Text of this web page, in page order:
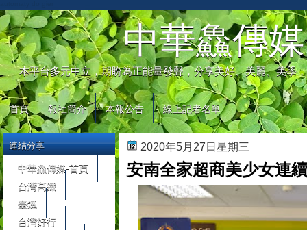
中華鱻傳媒
本平台多元中立，期盼為正能量發聲，分享美好、美麗、美學
首頁 報社簡介 本報公告 線上記者名單
2020年5月27日星期三
安南全家超商美少女連
連結分享
中華鱻傳媒-首頁
台灣高鐵
臺鐵
台灣好行